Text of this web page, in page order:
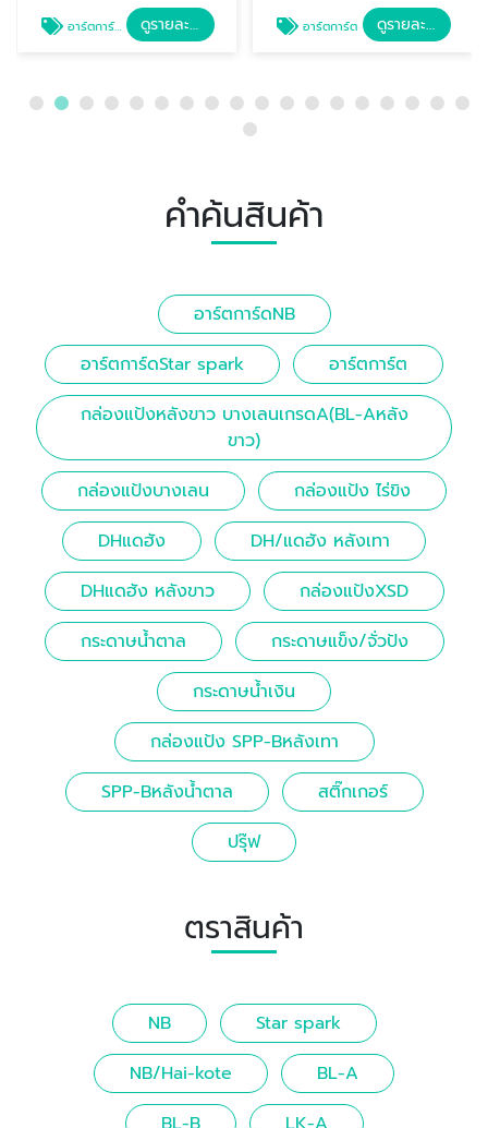
อาร์ตการ์ดStar spark ดูรายละเอียด อาร์ตการ์ต ดูรายละเอียด
คำค้นสินค้า
อาร์ตการ์ดNB
อาร์ตการ์ดStar spark
อาร์ตการ์ต
กล่องแป้งหลังขาว บางเลนเกรดA(BL-Aหลัง
ขาว)
กล่องแป้งบางเลน
กล่องแป้ง ไร่ขิง
DHแดฮัง
DH/แดฮัง หลังเทา
DHแดฮัง หลังขาว
กล่องแป้งXSD
กระดาษน้ำตาล
กระดาษแข็ง/จั่วปัง
กระดาษน้ำเงิน
กล่องแป้ง SPP-Bหลังเทา
SPP-Bหลังน้ำตาล
สติ๊กเกอร์
ปรุ๊ฟ
ตราสินค้า
NB
Star spark
NB/Hai-kote
BL-A